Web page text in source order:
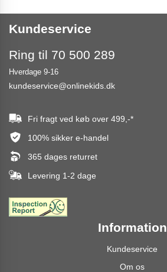
Kundeservice
Ring til 70 500 289
Hverdage 9-16
kundeservice@onlinekids.dk
Fri fragt ved køb over 499,-*
100% sikker e-handel
365 dages returret
Levering 1-2 dage
Information
Kundeservice
Om os